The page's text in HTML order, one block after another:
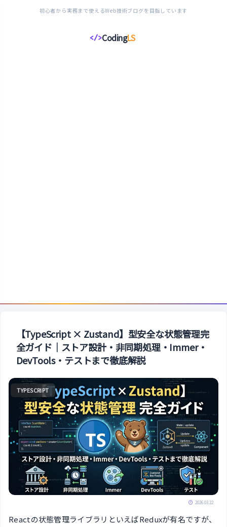
初心者から実務まで使えるWeb技術ブログを目指しています
</>CodingLS
コ
【TypeScript × Zustand】型安全な状態管理完
全ガイド｜ストア設計・非同期処理・Immer・
DevTools・テストまで徹底解説
TYPESCRIPT
2026.03.22
Reactの状態管理ライブラリといえばReduxが有名ですが、